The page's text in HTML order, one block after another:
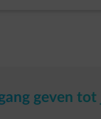
geven